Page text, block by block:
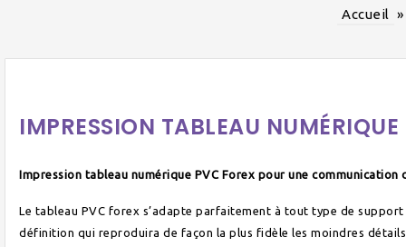
Accueil
IMPRESSION TABLEAU
Impression tableau numérique PVC Forex pour une communication
Le tableau PVC forex s’adapte parfaitement à tout type de
définition qui reproduira de façon la plus fidèle les moindres